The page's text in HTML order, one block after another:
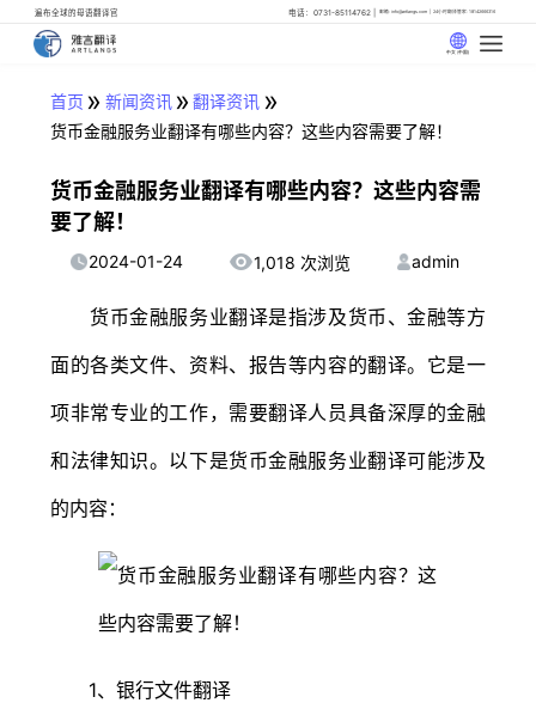
遍布全球的母语翻译官 电话：0731-85114762 邮箱: info@artlangs.com 24小时翻译管家: 18142666316
中文 (中国)
首页 » 新闻资讯» 翻译资讯 »
货币金融服务业翻译有哪些内容？这些内容需要了解！
货币金融服务业翻译有哪些内容？这些内容需
要了解！
2024-01-24 1,018 次浏览 admin
货币金融服务业翻译是指涉及货币、金融等方
面的各类文件、资料、报告等内容的翻译。它是一
项非常专业的工作，需要翻译人员具备深厚的金融
和法律知识。以下是货币金融服务业翻译可能涉及
的内容：
1、银行文件翻译